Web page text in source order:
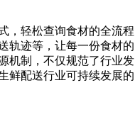
，轻松查询食材的全流程
轨迹等，让每一份食材的
机制，不仅规范了行业发
鲜配送行业可持续发展的